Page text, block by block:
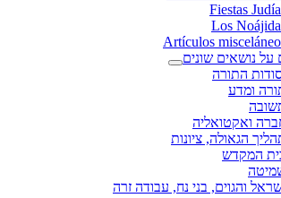
Fiestas
Los
Artículos
נושאים שונים
התורה
ומדע
ואקטואליה
הגאולה, ציונות
המקדש
והגוים, בני נח, עבודה זרה